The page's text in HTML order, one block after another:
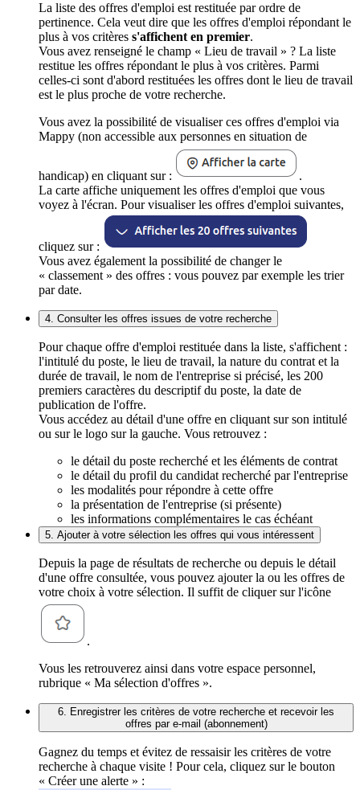
La liste des offres d'emploi est restituée par ordre de
pertinence. Cela veut dire que les offres d'emploi répondant le
plus à vos critères s'affichent en premier.
Vous avez renseigné le champ « Lieu de travail » ? La liste
restitue les offres répondant le plus à vos critères. Parmi
celles-ci sont d'abord restituées les offres dont le lieu de travail
est le plus proche de votre recherche.
Vous avez la possibilité de visualiser ces offres d'emploi via
Mappy (non accessible aux personnes en situation de
handicap) en cliquant sur :
.
La carte affiche uniquement les offres d'emploi que vous
voyez à l'écran. Pour visualiser les offres d'emploi suivantes,
cliquez sur :
Vous avez également la possibilité de changer le
« classement » des offres : vous pouvez par exemple les trier
par date.
4. Consulter les offres issues de votre recherche
Pour chaque offre d'emploi restituée dans la liste, s'affichent :
l'intitulé du poste, le lieu de travail, la nature du contrat et la
durée de travail, le nom de l'entreprise si précisé, les 200
premiers caractères du descriptif du poste, la date de
publication de l'offre.
Vous accédez au détail d'une offre en cliquant sur son intitulé
ou sur le logo sur la gauche. Vous retrouvez :
le détail du poste recherché et les éléments de contrat
le détail du profil du candidat recherché par l'entreprise
les modalités pour répondre à cette offre
la présentation de l'entreprise (si présente)
les informations complémentaires le cas échéant
5. Ajouter à votre sélection les offres qui vous intéressent
Depuis la page de résultats de recherche ou depuis le détail
d'une offre consultée, vous pouvez ajouter la ou les offres de
votre choix à votre sélection. Il suffit de cliquer sur l'icône
.
Vous les retrouverez ainsi dans votre espace personnel,
rubrique « Ma sélection d'offres ».
6. Enregistrer les critères de votre recherche et recevoir les
offres par e-mail (abonnement)
Gagnez du temps et évitez de ressaisir les critères de votre
recherche à chaque visite ! Pour cela, cliquez sur le bouton
« Créer une alerte » :